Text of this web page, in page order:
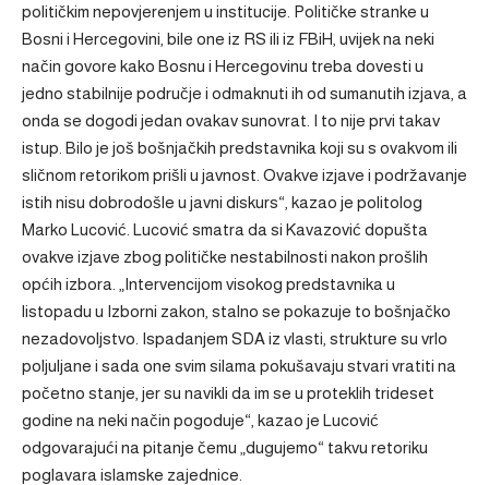
političkim nepovjerenjem u institucije. Političke stranke u
Bosni i Hercegovini, bile one iz RS ili iz FBiH, uvijek na neki
način govore kako Bosnu i Hercegovinu treba dovesti u
jedno stabilnije područje i odmaknuti ih od sumanutih izjava, a
onda se dogodi jedan ovakav sunovrat. I to nije prvi takav
istup. Bilo je još bošnjačkih predstavnika koji su s ovakvom ili
sličnom retorikom prišli u javnost. Ovakve izjave i podržavanje
istih nisu dobrodošle u javni diskurs“, kazao je politolog
Marko Lucović. Lucović smatra da si Kavazović dopušta
ovakve izjave zbog političke nestabilnosti nakon prošlih
općih izbora. „Intervencijom visokog predstavnika u
listopadu u Izborni zakon, stalno se pokazuje to bošnjačko
nezadovoljstvo. Ispadanjem SDA iz vlasti, strukture su vrlo
poljuljane i sada one svim silama pokušavaju stvari vratiti na
početno stanje, jer su navikli da im se u proteklih trideset
godine na neki način pogoduje“, kazao je Lucović
odgovarajući na pitanje čemu „dugujemo“ takvu retoriku
poglavara islamske zajednice.